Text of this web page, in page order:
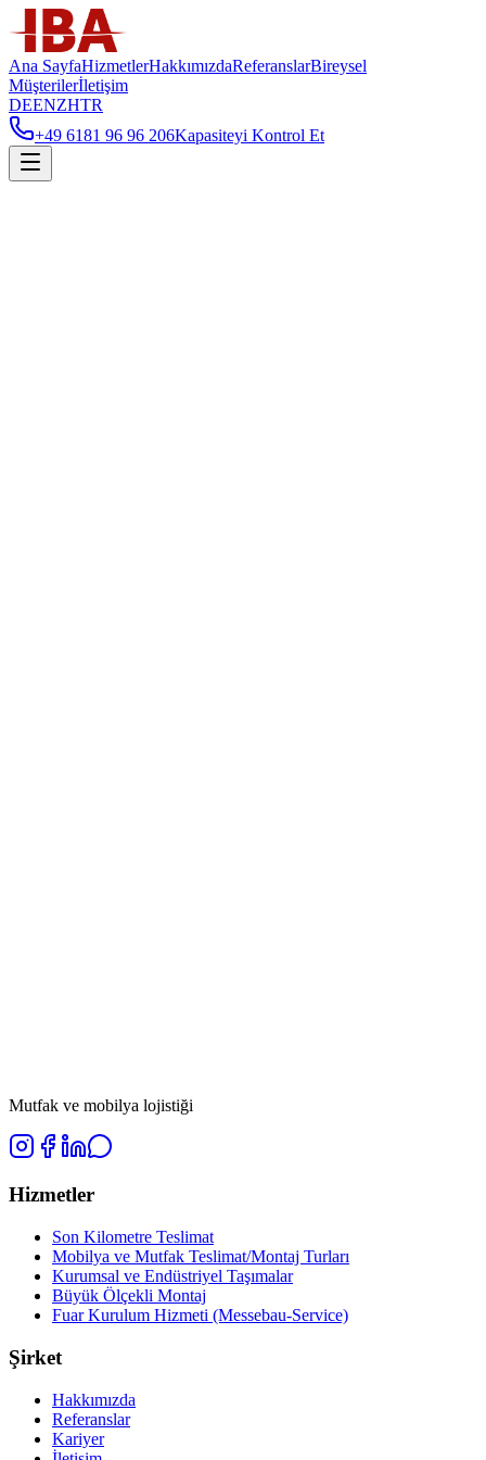
Ana SayfaHizmetlerHakkımızdaReferanslarBireysel
Müşterilerİletişim
DEENZHTR
+49 6181 96 96 206Kapasiteyi Kontrol Et
Mutfak ve mobilya lojistiği
Hizmetler
Son Kilometre Teslimat
Mobilya ve Mutfak Teslimat/Montaj Turları
Kurumsal ve Endüstriyel Taşımalar
Büyük Ölçekli Montaj
Fuar Kurulum Hizmeti (Messebau-Service)
Şirket
Hakkımızda
Referanslar
Kariyer